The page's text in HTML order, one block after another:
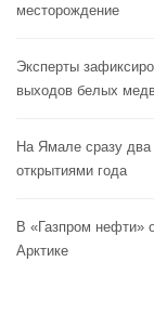
месторождение
Эксперты
выходов белых
На Ямале сразу
открытиями года
В «Газпром нефти»
Арктике